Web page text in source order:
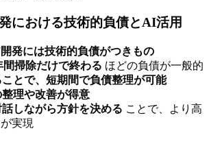
における技術的負債とAI活用
発には技術的負債がつきもの
間掃除だけで終わる ほどの負債が一般的
とで、短期間で負債整理が可能
理や改善が得意
しながら方針を決める ことで、より高
実現